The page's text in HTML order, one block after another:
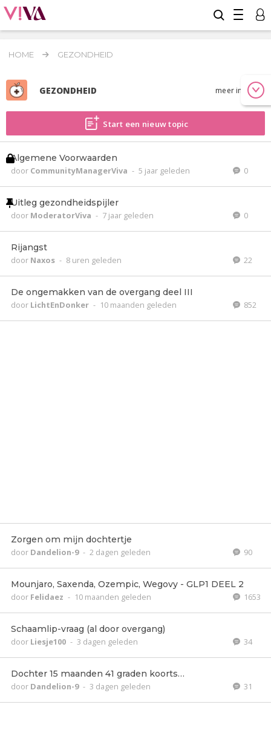
HOME GEZONDHEID
GEZONDHEID meer info
Start een nieuw topic
Algemene Voorwaarden
door CommunityManagerViva - 5 jaar geleden 0
Uitleg gezondheidspijler
door ModeratorViva - 7 jaar geleden 0
Rijangst
door Naxos - 8 uren geleden 22
De ongemakken van de overgang deel III
door LichtEnDonker - 10 maanden geleden 852
Zorgen om mijn dochtertje
door Dandelion-9 - 2 dagen geleden 90
Mounjaro, Saxenda, Ozempic, Wegovy - GLP1 DEEL 2
door Felidaez - 10 maanden geleden 1653
Schaamlip-vraag (al door overgang)
door Liesje100 - 3 dagen geleden 34
Dochter 15 maanden 41 graden koorts…
door Dandelion-9 - 3 dagen geleden 31